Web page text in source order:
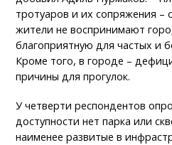
тротуаров и их сопряжения –
жители не воспринимают
благоприятную для частых и
Кроме того, в городе –
причины для прогулок.
У четверти респондентов
доступности нет парка или
наименее развитые в